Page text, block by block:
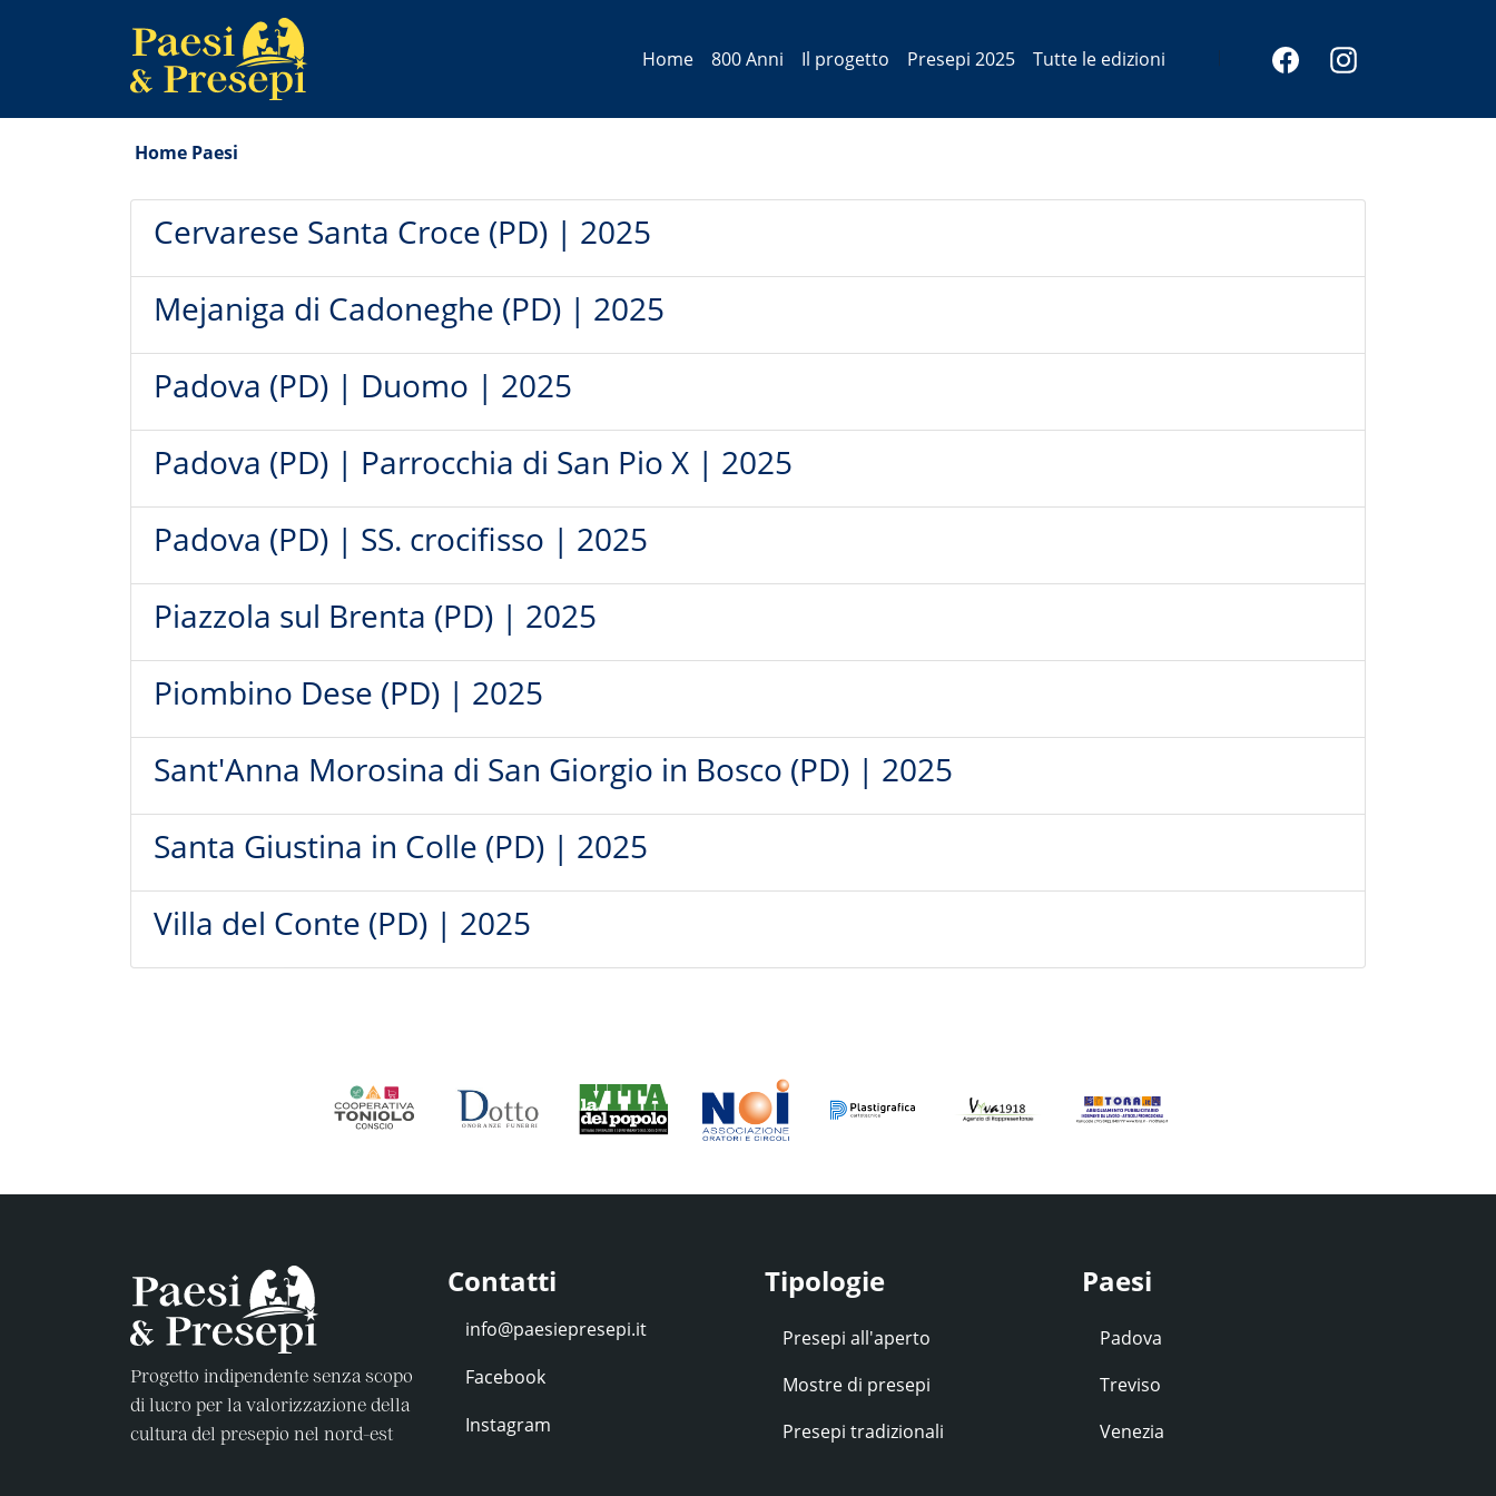
Home 800 Anni Il progetto Presepi 2025 Tutte le edizioni
Home Paesi
Cervarese Santa Croce (PD) | 2025
Mejaniga di Cadoneghe (PD) | 2025
Padova (PD) | Duomo | 2025
Padova (PD) | Parrocchia di San Pio X | 2025
Padova (PD) | SS. crocifisso | 2025
Piazzola sul Brenta (PD) | 2025
Piombino Dese (PD) | 2025
Sant'Anna Morosina di San Giorgio in Bosco (PD) | 2025
Santa Giustina in Colle (PD) | 2025
Villa del Conte (PD) | 2025
Progetto indipendente senza scopo
di lucro per la valorizzazione della
cultura del presepio nel nord-est
Contatti
Facebook
Instagram
Tipologie
Presepi all'aperto
Mostre di presepi
Presepi tradizionali
Paesi
Padova
Treviso
Venezia